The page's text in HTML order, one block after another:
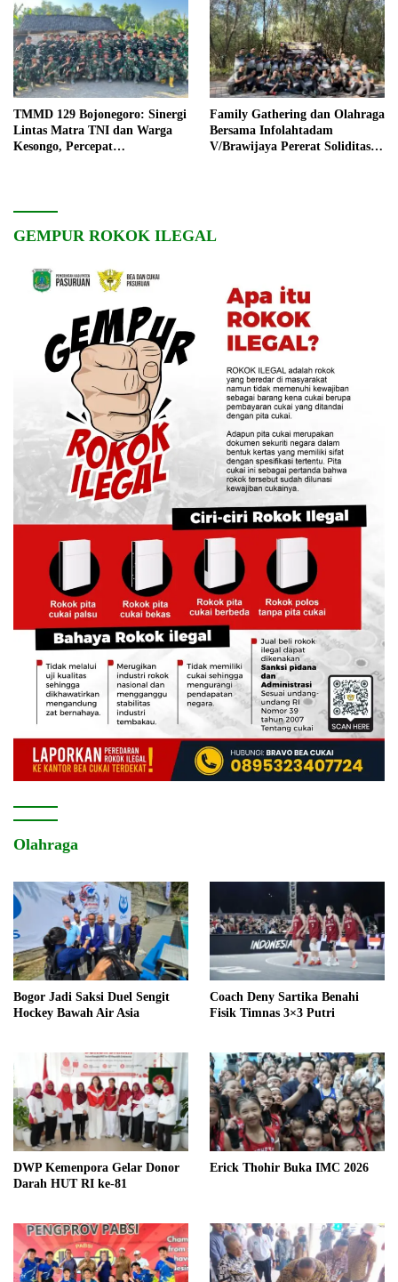
TMMD 129 Bojonegoro: Sinergi
Lintas Matra TNI dan Warga
Kesongo, Percepat
Family Gathering dan Olahraga
Bersama Infolahtadam
V/Brawijaya Pererat Soliditas
GEMPUR ROKOK ILEGAL
Olahraga
Bogor Jadi Saksi Duel Sengit
Hockey Bawah Air Asia
Coach Deny Sartika Benahi
Fisik Timnas 3×3 Putri
DWP Kemenpora Gelar Donor
Darah HUT RI ke-81
Erick Thohir Buka IMC 2026